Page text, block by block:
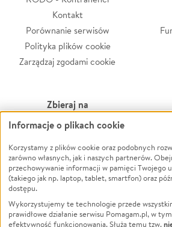
Kontakt
Porównanie serwisów
Polityka plików cookie
Zarządzaj zgodami cookie
Zbieraj na
Leczenie
Zwierzęta
Pożar
Ukraina
Pomoc Finansowa
Informacje o plikach cookie
Korzystamy z plików cookie oraz podobnych
zarówno własnych, jak i naszych partnerów.
przechowywanie informacji w pamięci Twojego
(takiego jak np. laptop, tablet, smartfon) oraz
dostępu.
Wykorzystujemy te technologie przede
prawidłowe działanie serwisu Pomagam.pl, w
efektywność funkcjonowania. Służą temu tzw.